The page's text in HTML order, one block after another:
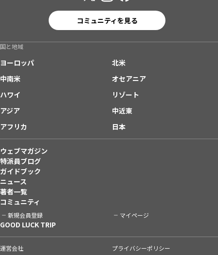
コミュニティを見る
国と地域
ヨーロッパ
北米
中南米
オセアニア
ハワイ
リゾート
アジア
中近東
アフリカ
日本
ウェブマガジン
特派員ブログ
ガイドブック
ニュース
著者一覧
コミュニティ
新規会員登録 マイページ
GOOD LUCK TRIP
運営会社 プライバシーポリシー